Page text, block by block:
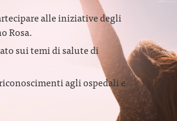
alle iniziative degli
Rosa.
sui temi di salute di
agli ospedali e